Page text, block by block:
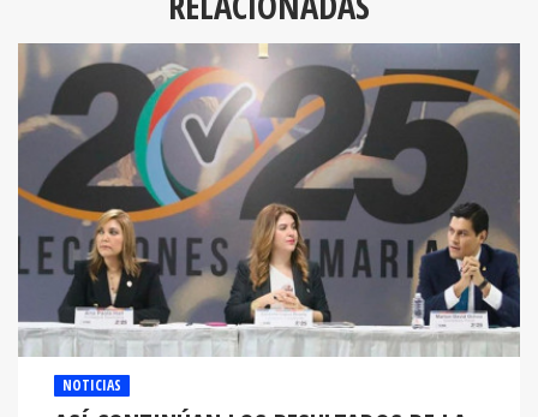
NOTICIAS